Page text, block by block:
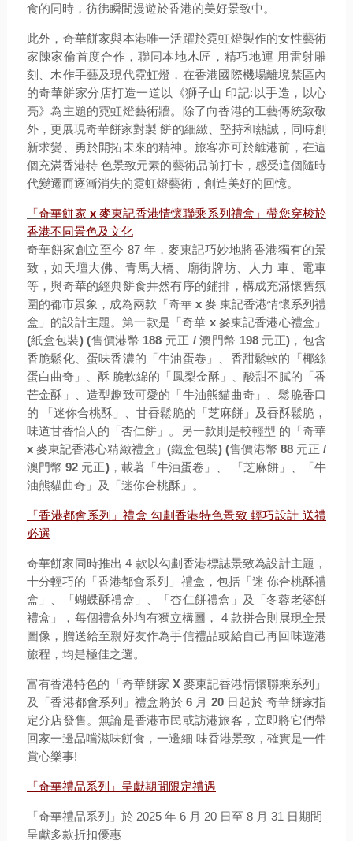
食的同時，彷彿瞬間漫遊於香港的美好景致中。
此外，奇華餅家與本港唯一活躍於霓虹燈製作的女性藝術
家陳家倫首度合作，聯同本地木匠，精巧地運 用雷射雕
刻、木作手藝及現代霓虹燈，在香港國際機場離境禁區內
的奇華餅家分店打造一道以《獅子山 印記:以手造，以心
亮》為主題的霓虹燈藝術牆。除了向香港的工藝傳統致敬
外，更展現奇華餅家對製 餅的細緻、堅持和熱誠，同時創
新求變、勇於開拓未來的精神。旅客亦可於離港前，在這
個充滿香港特 色景致元素的藝術品前打卡，感受這個隨時
代變遷而逐漸消失的霓虹燈藝術，創造美好的回憶。
「奇華餅家 x麥東記香港情懷聯乘系列禮盒」帶您穿梭於
香港不同景色及文化
奇華餅家創立至今 87 年，麥東記巧妙地將香港獨有的景
致，如天壇大佛、青馬大橋、廟街牌坊、人力 車、電車
等，與奇華的經典餅食井然有序的鋪排，構成充滿懷舊氛
圍的都市景象，成為兩款「奇華 x麥 東記香港情懷系列禮
盒」的設計主題。第一款是「奇華 x 麥東記香港心禮盒」
(紙盒包裝) (售價港幣 188 元正 /澳門幣 198 元正)，包含
香脆鬆化、蛋味香濃的「牛油蛋卷」、香甜鬆軟的「椰絲
蛋白曲奇」、酥 脆軟綿的「鳳梨金酥」、酸甜不膩的「香
芒金酥」、造型趣致可愛的「牛油熊貓曲奇」、鬆脆香口
的 「迷你合桃酥」、甘香鬆脆的「芝麻餅」及香酥鬆脆，
味道甘香怡人的「杏仁餅」。另一款則是較輕型 的「奇華
x麥東記香港心精緻禮盒」 (鐵盒包裝) (售價港幣 88 元正/
澳門幣92 元正)，載著「牛油蛋卷」、 「芝麻餅」、「牛
油熊貓曲奇」及「迷你合桃酥」。
「香港都會系列」禮盒 勾劃香港特色景致 輕巧設計 送禮
必選
奇華餅家同時推出 4 款以勾劃香港標誌景致為設計主題，
十分輕巧的「香港都會系列」禮盒，包括「迷 你合桃酥禮
盒」、「蝴蝶酥禮盒」、「杏仁餅禮盒」及「冬蓉老婆餅
禮盒」，每個禮盒外均有獨立構圖， 4 款拼合則展現全景
圖像，贈送給至親好友作為手信禮品或給自己再回味遊港
旅程，均是極佳之選。
富有香港特色的「奇華餅家X麥東記香港情懷聯乘系列」
及「香港都會系列」禮盒將於6 月 20 日起於 奇華餅家指
定分店發售。無論是香港市民或訪港旅客，立即將它們帶
回家一邊品嚐滋味餅食，一邊細 味香港景致，確實是一件
賞心樂事!
「奇華禮品系列」呈獻期間限定禮遇
「奇華禮品系列」於 2025 年 6 月 20 日至 8 月 31 日期間
呈獻多款折扣優惠